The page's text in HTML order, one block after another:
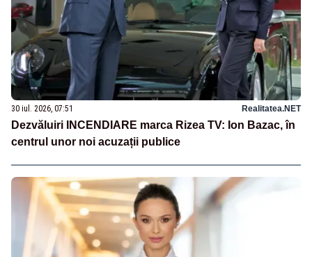
30 iul. 2026, 07:51 Realitatea.NET
Dezvăluiri INCENDIARE marca Rizea TV: Ion Bazac, în
centrul unor noi acuzații publice